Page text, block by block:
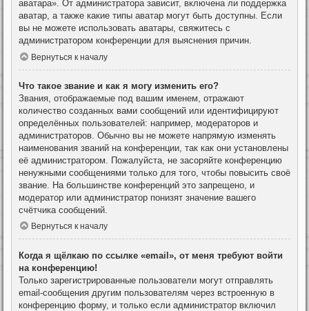
аватара». От администратора зависит, включена ли поддержка
аватар, а также какие типы аватар могут быть доступны. Если
вы не можете использовать аватары, свяжитесь с
администратором конференции для выяснения причин.
Вернуться к началу
Что такое звание и как я могу изменить его?
Звания, отображаемые под вашим именем, отражают
количество созданных вами сообщений или идентифицируют
определённых пользователей: например, модераторов и
администраторов. Обычно вы не можете напрямую изменять
наименования званий на конференции, так как они установлены
её администратором. Пожалуйста, не засоряйте конференцию
ненужными сообщениями только для того, чтобы повысить своё
звание. На большинстве конференций это запрещено, и
модератор или администратор понизят значение вашего
счётчика сообщений.
Вернуться к началу
Когда я щёлкаю по ссылке «email», от меня требуют войти
на конференцию!
Только зарегистрированные пользователи могут отправлять
email-сообщения другим пользователям через встроенную в
конференцию форму, и только если администратор включил